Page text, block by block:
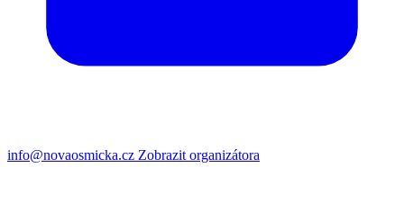
info@novaosmicka.cz Zobrazit organizátora